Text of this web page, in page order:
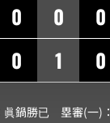
0 0 0
0 1 0
眞鍋勝已 塁審(一)：